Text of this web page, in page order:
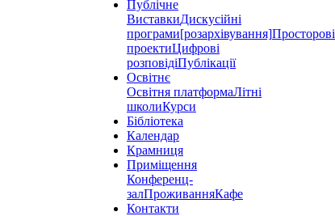
Публічне
ВиставкиДискусійні
програми[розархівування]Просторові
проектиЦифрові
розповідіПублікації
Освітнє
Освітня платформаЛітні
школиКурси
Бібліотека
Календар
Крамниця
Приміщення
Конференц-
залПроживанняКафе
Контакти